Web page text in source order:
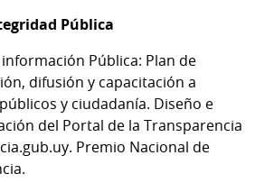
Pública
información Pública: Plan de
difusión y capacitación a
y ciudadanía. Diseño e
del Portal de la Transparencia
Premio Nacional de